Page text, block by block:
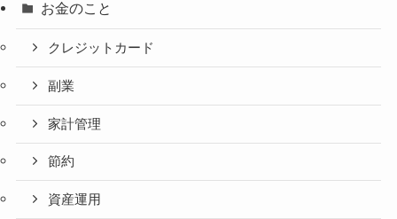
お金のこと
クレジットカード
副業
家計管理
節約
資産運用